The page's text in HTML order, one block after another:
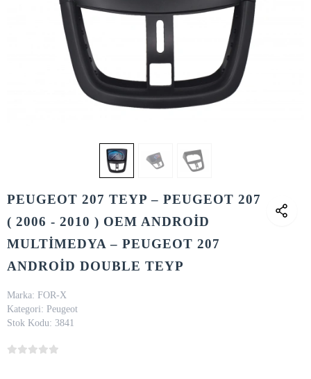
PEUGEOT 207 TEYP – PEUGEOT 207
( 2006 - 2010 ) OEM ANDROİD
MULTİMEDYA – PEUGEOT 207
ANDROİD DOUBLE TEYP
Marka: FOR-X
Kategori: Peugeot
Stok Kodu: 3841